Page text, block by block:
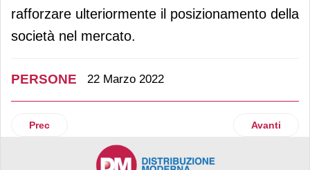
rafforzare ulteriormente il posizionamento della
società nel mercato.
PERSONE 22 Marzo 2022
Articolo precedente: Diego Perrone nuovo direttore
Prec Articolo
Avanti